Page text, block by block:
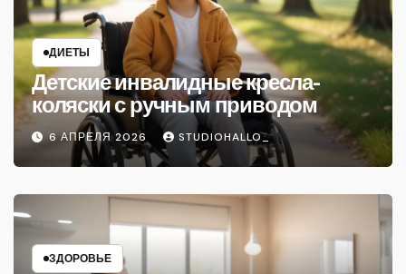
ДИЕТЫ
Детские инвалидные кресла-
коляски с ручным приводом
6 АПРЕЛЯ 2026 STUDIOHALLO_
ЗДОРОВЬЕ